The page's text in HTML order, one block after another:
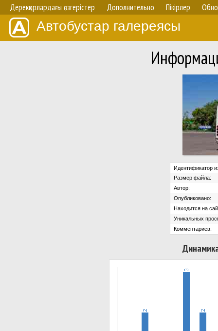
Дерекқорлардағы өзгерістер Дополнительно Пікірлер
Автобустар галереясы
Идентификатор
Размер файла:
Автор:
Опубликовано:
Находится на
Уникальных
Комментариев: